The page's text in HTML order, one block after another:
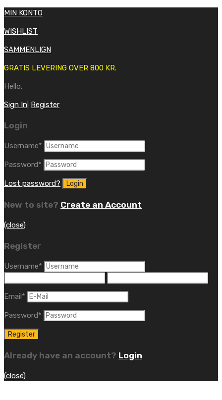
MIN KONTO
WISHLIST
SAMMENLIGN
GRATIS LEVERING OVER 800 KR.
Hello.
Sign In Register
Login
Username*
Password*
Lost password?
New to site? Create an Account
(close)
Register
Username*
Email*
Password*
Already have an account? Login
(close)